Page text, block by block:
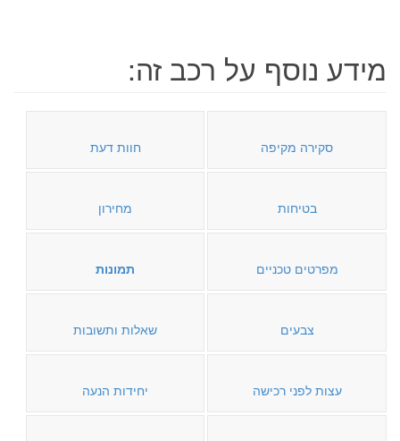
מידע נוסף על רכב זה:
סקירה מקיפה חוות דעת
בטיחות מחירון
מפרטים טכניים תמונות
צבעים שאלות ותשובות
עצות לפני רכישה יחידות הנעה